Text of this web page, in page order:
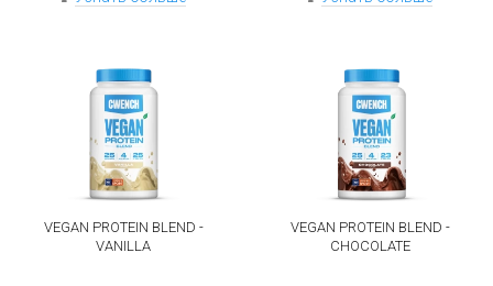
VEGAN PROTEIN BLEND -
VANILLA
VEGAN PROTEIN BLEND -
CHOCOLATE